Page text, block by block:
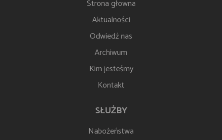
Strona głowna
Aktualności
Odwiedź nas
Archiwum
Kim jesteśmy
Kontakt
SŁUŻBY
Nabożeństwa